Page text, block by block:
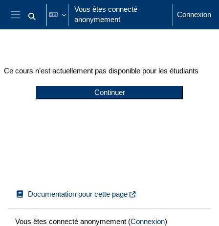
Passer au contenu principal
Panneau latéral
Activer/désactiver la saisie de recherche
Vous êtes connecté
anonymement
Connexion
Ce cours n’est actuellement pas disponible pour les étudiants
Continuer
Documentation pour cette page
Vous êtes connecté anonymement (Connexion)